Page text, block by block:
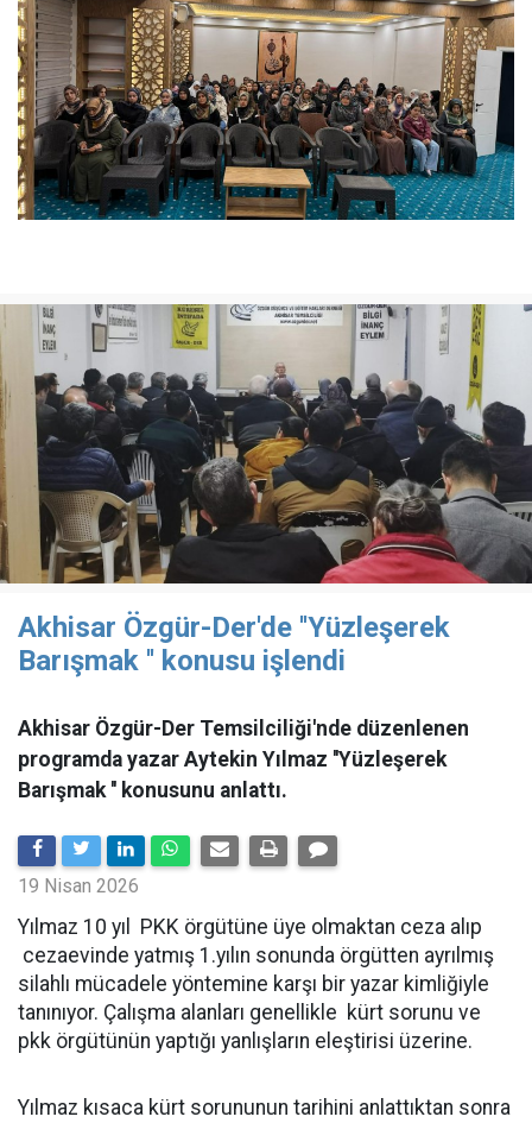
Akhisar Özgür-Der'de ''Yüzleşerek
Barışmak '' konusu işlendi
Akhisar Özgür-Der Temsilciliği'nde düzenlenen
programda yazar Aytekin Yılmaz ''Yüzleşerek
Barışmak '' konusunu anlattı.
19 Nisan 2026
Yılmaz 10 yıl PKK örgütüne üye olmaktan ceza alıp
cezaevinde yatmış 1.yılın sonunda örgütten ayrılmış
silahlı mücadele yöntemine karşı bir yazar kimliğiyle
tanınıyor. Çalışma alanları genellikle kürt sorunu ve
pkk örgütünün yaptığı yanlışların eleştirisi üzerine.
Yılmaz kısaca kürt sorununun tarihini anlattıktan sonra